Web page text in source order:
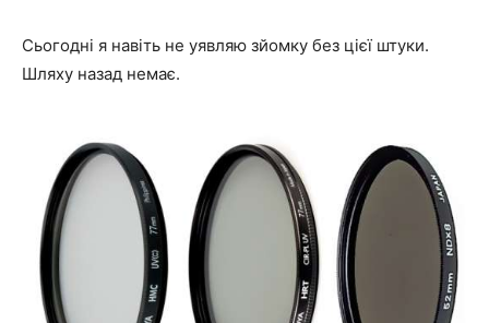
Сьогодні я навіть не уявляю зйомку без цієї штуки.
Шляху назад немає.